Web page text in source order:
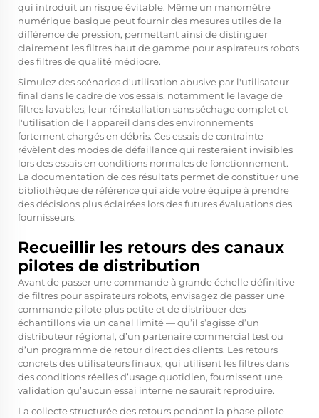
qui introduit un risque évitable. Même un manomètre
numérique basique peut fournir des mesures utiles de la
différence de pression, permettant ainsi de distinguer
clairement les filtres haut de gamme pour aspirateurs robots
des filtres de qualité médiocre.
Simulez des scénarios d'utilisation abusive par l'utilisateur
final dans le cadre de vos essais, notamment le lavage de
filtres lavables, leur réinstallation sans séchage complet et
l'utilisation de l'appareil dans des environnements
fortement chargés en débris. Ces essais de contrainte
révèlent des modes de défaillance qui resteraient invisibles
lors des essais en conditions normales de fonctionnement.
La documentation de ces résultats permet de constituer une
bibliothèque de référence qui aide votre équipe à prendre
des décisions plus éclairées lors des futures évaluations des
fournisseurs.
Recueillir les retours des canaux
pilotes de distribution
Avant de passer une commande à grande échelle définitive
de filtres pour aspirateurs robots, envisagez de passer une
commande pilote plus petite et de distribuer des
échantillons via un canal limité — qu’il s’agisse d’un
distributeur régional, d’un partenaire commercial test ou
d’un programme de retour direct des clients. Les retours
concrets des utilisateurs finaux, qui utilisent les filtres dans
des conditions réelles d’usage quotidien, fournissent une
validation qu’aucun essai interne ne saurait reproduire.
La collecte structurée des retours pendant la phase pilote